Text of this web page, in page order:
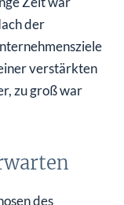
der
verstärkten
zu groß war
des